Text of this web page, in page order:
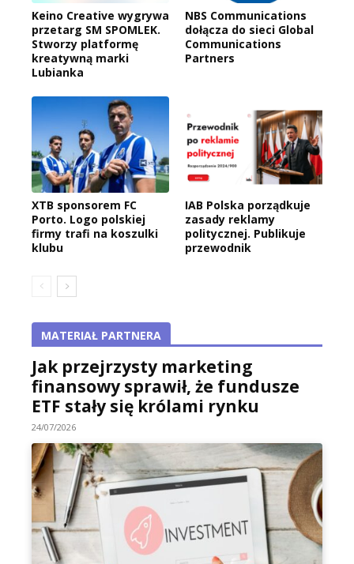
Keino Creative wygrywa
przetarg SM SPOMLEK.
Stworzy platformę
kreatywną marki
Lubianka
NBS Communications
dołącza do sieci Global
Communications
Partners
XTB sponsorem FC
Porto. Logo polskiej
firmy trafi na koszulki
klubu
IAB Polska porządkuje
zasady reklamy
politycznej. Publikuje
przewodnik
MATERIAŁ PARTNERA
Jak przejrzysty marketing
finansowy sprawił, że fundusze
ETF stały się królami rynku
24/07/2026